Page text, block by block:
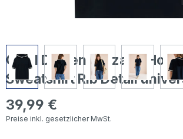
Cecil Damen Kurzarm
Sweatshirt Rib Detail
Regulärer Preis:
39,99 €
Preise inkl. gesetzlicher MwSt.